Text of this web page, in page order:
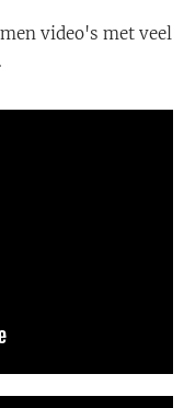
video's met veel